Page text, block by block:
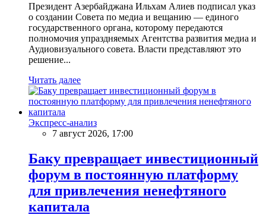
Президент Азербайджана Ильхам Алиев подписал указ
о создании Совета по медиа и вещанию — единого
государственного органа, которому передаются
полномочия упраздняемых Агентства развития медиа и
Аудиовизуального совета. Власти представляют это
решение...
Читать далее
Экспресс-анализ
7 август 2026, 17:00
Баку превращает инвестиционный
форум в постоянную платформу
для привлечения ненефтяного
капитала